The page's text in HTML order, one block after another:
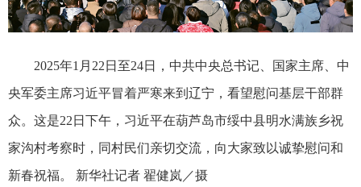
2025年1月22日至24日，中共中央总书记、国家主席、中
央军委主席习近平冒着严寒来到辽宁，看望慰问基层干部群
众。这是22日下午，习近平在葫芦岛市绥中县明水满族乡祝
家沟村考察时，同村民们亲切交流，向大家致以诚挚慰问和
新春祝福。 新华社记者 翟健岚／摄